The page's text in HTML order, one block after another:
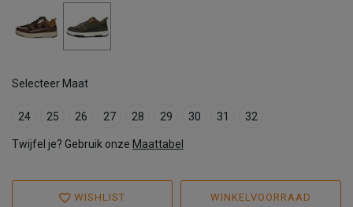
Selecteer Maat
24 25 26 27 28 29 30 31 32
Twijfel je? Gebruik onze Maattabel
WISHLIST WINKELVOORRAAD